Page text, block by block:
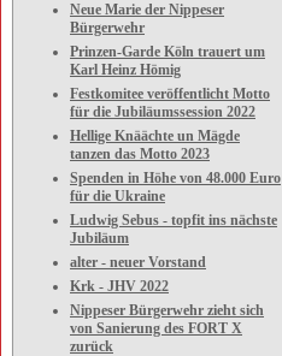
Neue Marie der Nippeser
Bürgerwehr
Prinzen-Garde Köln trauert um
Karl Heinz Hömig
Festkomitee veröffentlicht Motto
für die Jubiläumssession 2022
Hellige Knäächte un Mägde
tanzen das Motto 2023
Spenden in Höhe von 48.000 Euro
für die Ukraine
Ludwig Sebus - topfit ins nächste
Jubiläum
alter - neuer Vorstand
Krk - JHV 2022
Nippeser Bürgerwehr zieht sich
von Sanierung des FORT X
zurück